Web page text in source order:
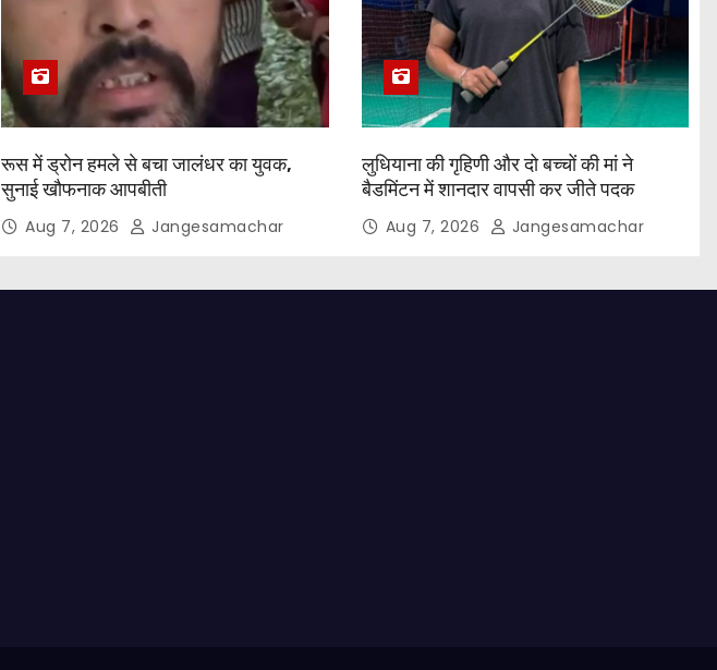
रूस में ड्रोन हमले से बचा जालंधर का युवक,
सुनाई खौफनाक आपबीती
Aug 7, 2026 Jangesamachar
लुधियाना की गृहिणी और दो बच्चों की मां ने
बैडमिंटन में शानदार वापसी कर जीते पदक
Aug 7, 2026 Jangesamachar